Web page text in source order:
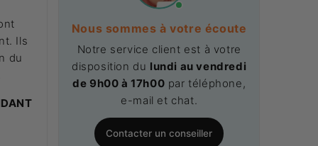
Ils
du
Nous sommes à votre écoute
Notre service client est à votre
disposition du lundi au vendredi
de 9h00 à 17h00 par téléphone,
e-mail et chat.
Contacter un conseiller